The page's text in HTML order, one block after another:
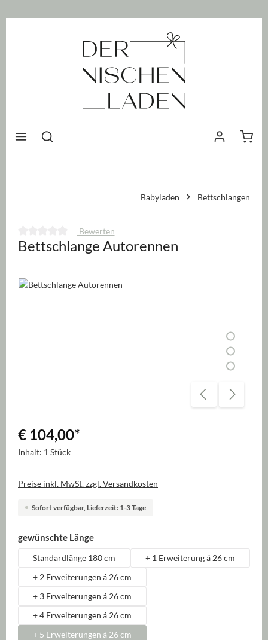
Babyladen Bettschlangen
Durchschnittliche Bewertung von 0 von 5 Sternen
Bewerten
Bettschlange Autorennen
Bildergalerie überspringen
€ 104,00*
Inhalt: 1 Stück
Preise inkl. MwSt. zzgl. Versandkosten
Sofort verfügbar, Lieferzeit: 1-3 Tage
gewünschte Längeauswählen
Standardlänge 180 cm
+ 1 Erweiterung á 26 cm
+ 2 Erweiterungen á 26 cm
+ 3 Erweiterungen á 26 cm
+ 4 Erweiterungen á 26 cm
+ 5 Erweiterungen á 26 cm